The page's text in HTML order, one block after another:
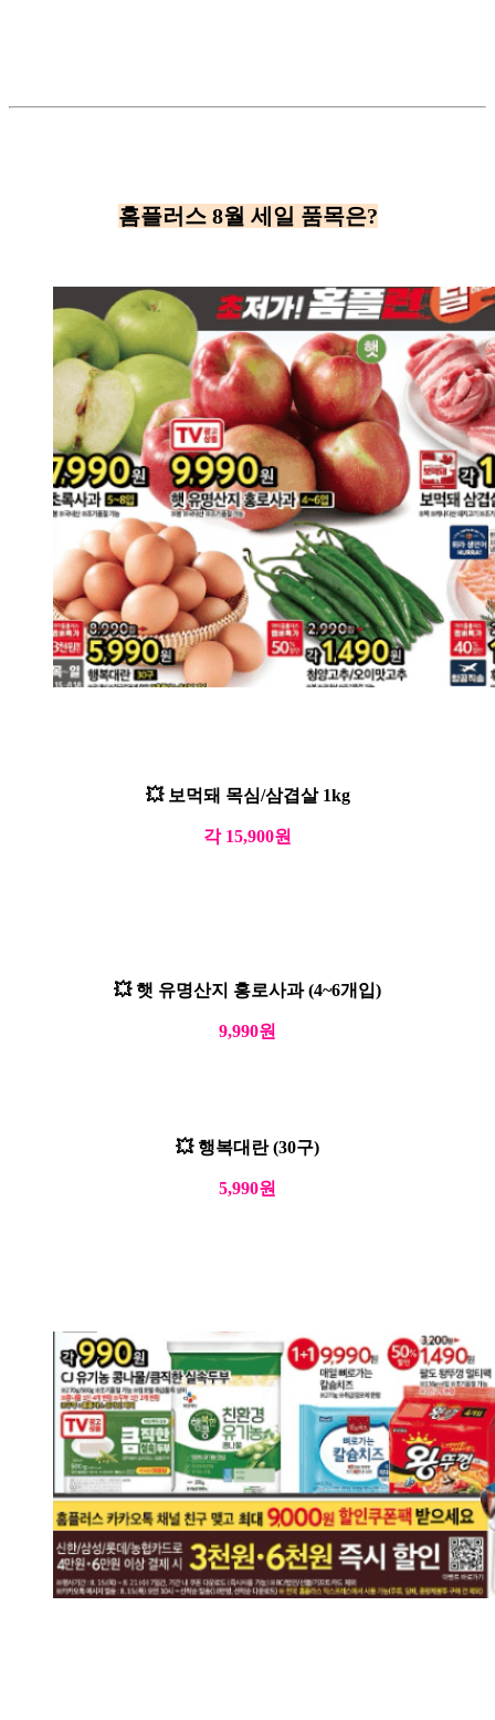
홈플러스 8월 세일 품목은?
💥 보먹돼 목심/삼겹살 1kg
각 15,900원
💥 햇 유명산지 홍로사과 (4~6개입)
9,990원
💥 행복대란 (30구)
5,990원